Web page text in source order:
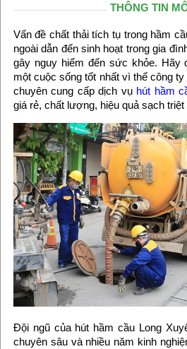
THÔNG TIN
Vấn đề chất thải tích tụ trong hầm
ngoài dẫn đến sinh hoạt trong gia
gây nguy hiểm đến sức khỏe. Hãy
một cuộc sống tốt nhất vì thế công
chuyên cung cấp dịch vụ hút hầm
giá rẻ, chất lượng, hiệu quả sạch triệt
Đội ngũ của hút hầm cầu Long
chuyên sâu và nhiều năm kinh